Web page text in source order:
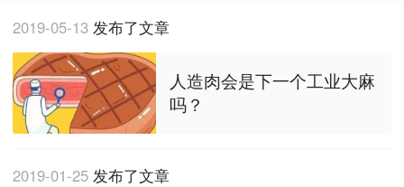
2019-05-13 发布了文章
人造肉会是下一个工业大麻
吗？
2019-01-25 发布了文章